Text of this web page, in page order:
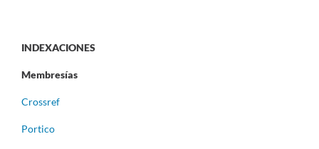
INDEXACIONES
Membresías
Crossref
Portico